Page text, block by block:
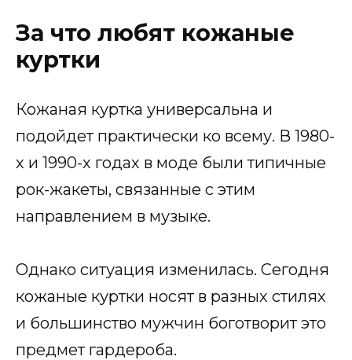
За что любят кожаные
куртки
Кожаная куртка универсальна и
подойдет практически ко всему. В 1980-
х и 1990-х годах в моде были типичные
рок-жакеты, связанные с этим
направлением в музыке.
Однако ситуация изменилась. Сегодня
кожаные куртки носят в разных стилях
и большинство мужчин боготворит это
предмет гардероба.